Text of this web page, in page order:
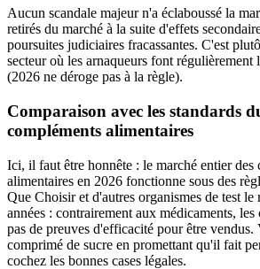
Aucun scandale majeur n'a éclaboussé la
retirés du marché à la suite d'effets
poursuites judiciaires fracassantes. C'est
secteur où les arnaqueurs font régulièrement
(2026 ne déroge pas à la règle).
Comparaison avec les standards
compléments alimentaires
Ici, il faut être honnête : le marché entier des
alimentaires en 2026 fonctionne sous des
Que Choisir et d'autres organismes de test le
années : contrairement aux médicaments,
pas de preuves d'efficacité pour être vendus.
comprimé de sucre en promettant qu'il fait
cochez les bonnes cases légales.